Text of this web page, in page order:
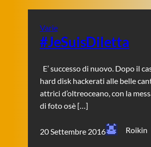
Varie
#JeSuisDiletta
E’ successo di nuovo. Dopo il
hard disk hackerati alle belle
attrici d’oltreoceano, con la
di foto osè […]
20 Settembre 2016 Roikin